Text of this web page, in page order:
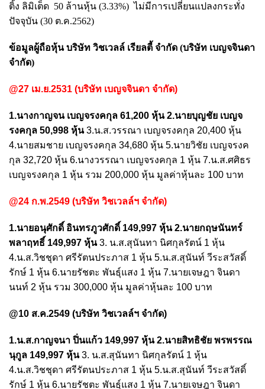
ติ้ง ลิมิเต็ด 50 ล้านหุ้น (3.33%) ไม่มีการเปลี่ยนแปลงกระทั่ง
ปัจจุบัน (30 ต.ค.2562)
ข้อมูลผู้ถือหุ้น บริษัท วิชเวลล์ เรียลตี้ จำกัด (บริษัท เบญจจินดา
จำกัด)
@27 เม.ย.2531 (บริษัท เบญจจินดา จำกัด)
1.นางกาญจน เบญจรงคกุล 61,200 หุ้น 2.นายบุญชัย เบญจ
รงคกุล 50,998 หุ้น3.น.ส.วรรณา เบญจรงคกุล 20,400 หุ้น
4.นายสมชาย เบญจรงคกุล 34,680 หุ้น 5.นายวิชัย เบญจรงค
กุล 32,720 หุ้น 6.นางวรรณา เบญจรงคกุล 1 หุ้น 7.น.ส.ศศิธร
เบญจรงคกุล 1 หุ้น รวม 200,000 หุ้น มูลค่าหุ้นละ 100 บาท
@24 ก.พ.2549 (บริษัท วิชเวลล์ฯ จำกัด)
1.นายอนุศักดิ์ อินทรภูวศักดิ์ 149,997 หุ้น 2.นายกฤษนันทร์
พลาฤทธิ์ 149,997 หุ้น3. น.ส.สุนันทา นิศกุลรัตน์ 1 หุ้น
4.น.ส.วิชชุดา ศรีรัตนประภาส 1 หุ้น 5.น.ส.สุนันท์ วีระสวัสดิ์
รักษ์ 1 หุ้น 6.นายรัชตะ พันธุ์แสง 1 หุ้น 7.นายเจษฎา จินดา
นนท์ 2 หุ้น รวม 300,000 หุ้น มูลค่าหุ้นละ 100 บาท
@10 ส.ค.2549 (บริษัท วิชเวลล์ฯ จำกัด)
1.น.ส.กาญจนา ปิ่นแก้ว 149,997 หุ้น 2.นายสิทธิชัย พรพรรณ
นุกูล 149,997 หุ้น3. น.ส.สุนันทา นิศกุลรัตน์ 1 หุ้น
4.น.ส.วิชชุดา ศรีรัตนประภาส 1 หุ้น 5.น.ส.สุนันท์ วีระสวัสดิ์
รักษ์ 1 หุ้น 6.นายรัชตะ พันธุ์แสง 1 หุ้น 7.นายเจษฎา จินดา